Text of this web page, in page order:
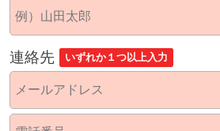
連絡先 いずれか１つ以上入力